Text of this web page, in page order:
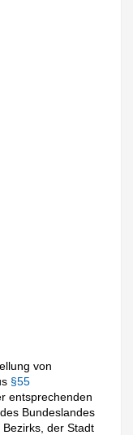
von
§55
entsprechenden
Bundeslandes
der Stadt